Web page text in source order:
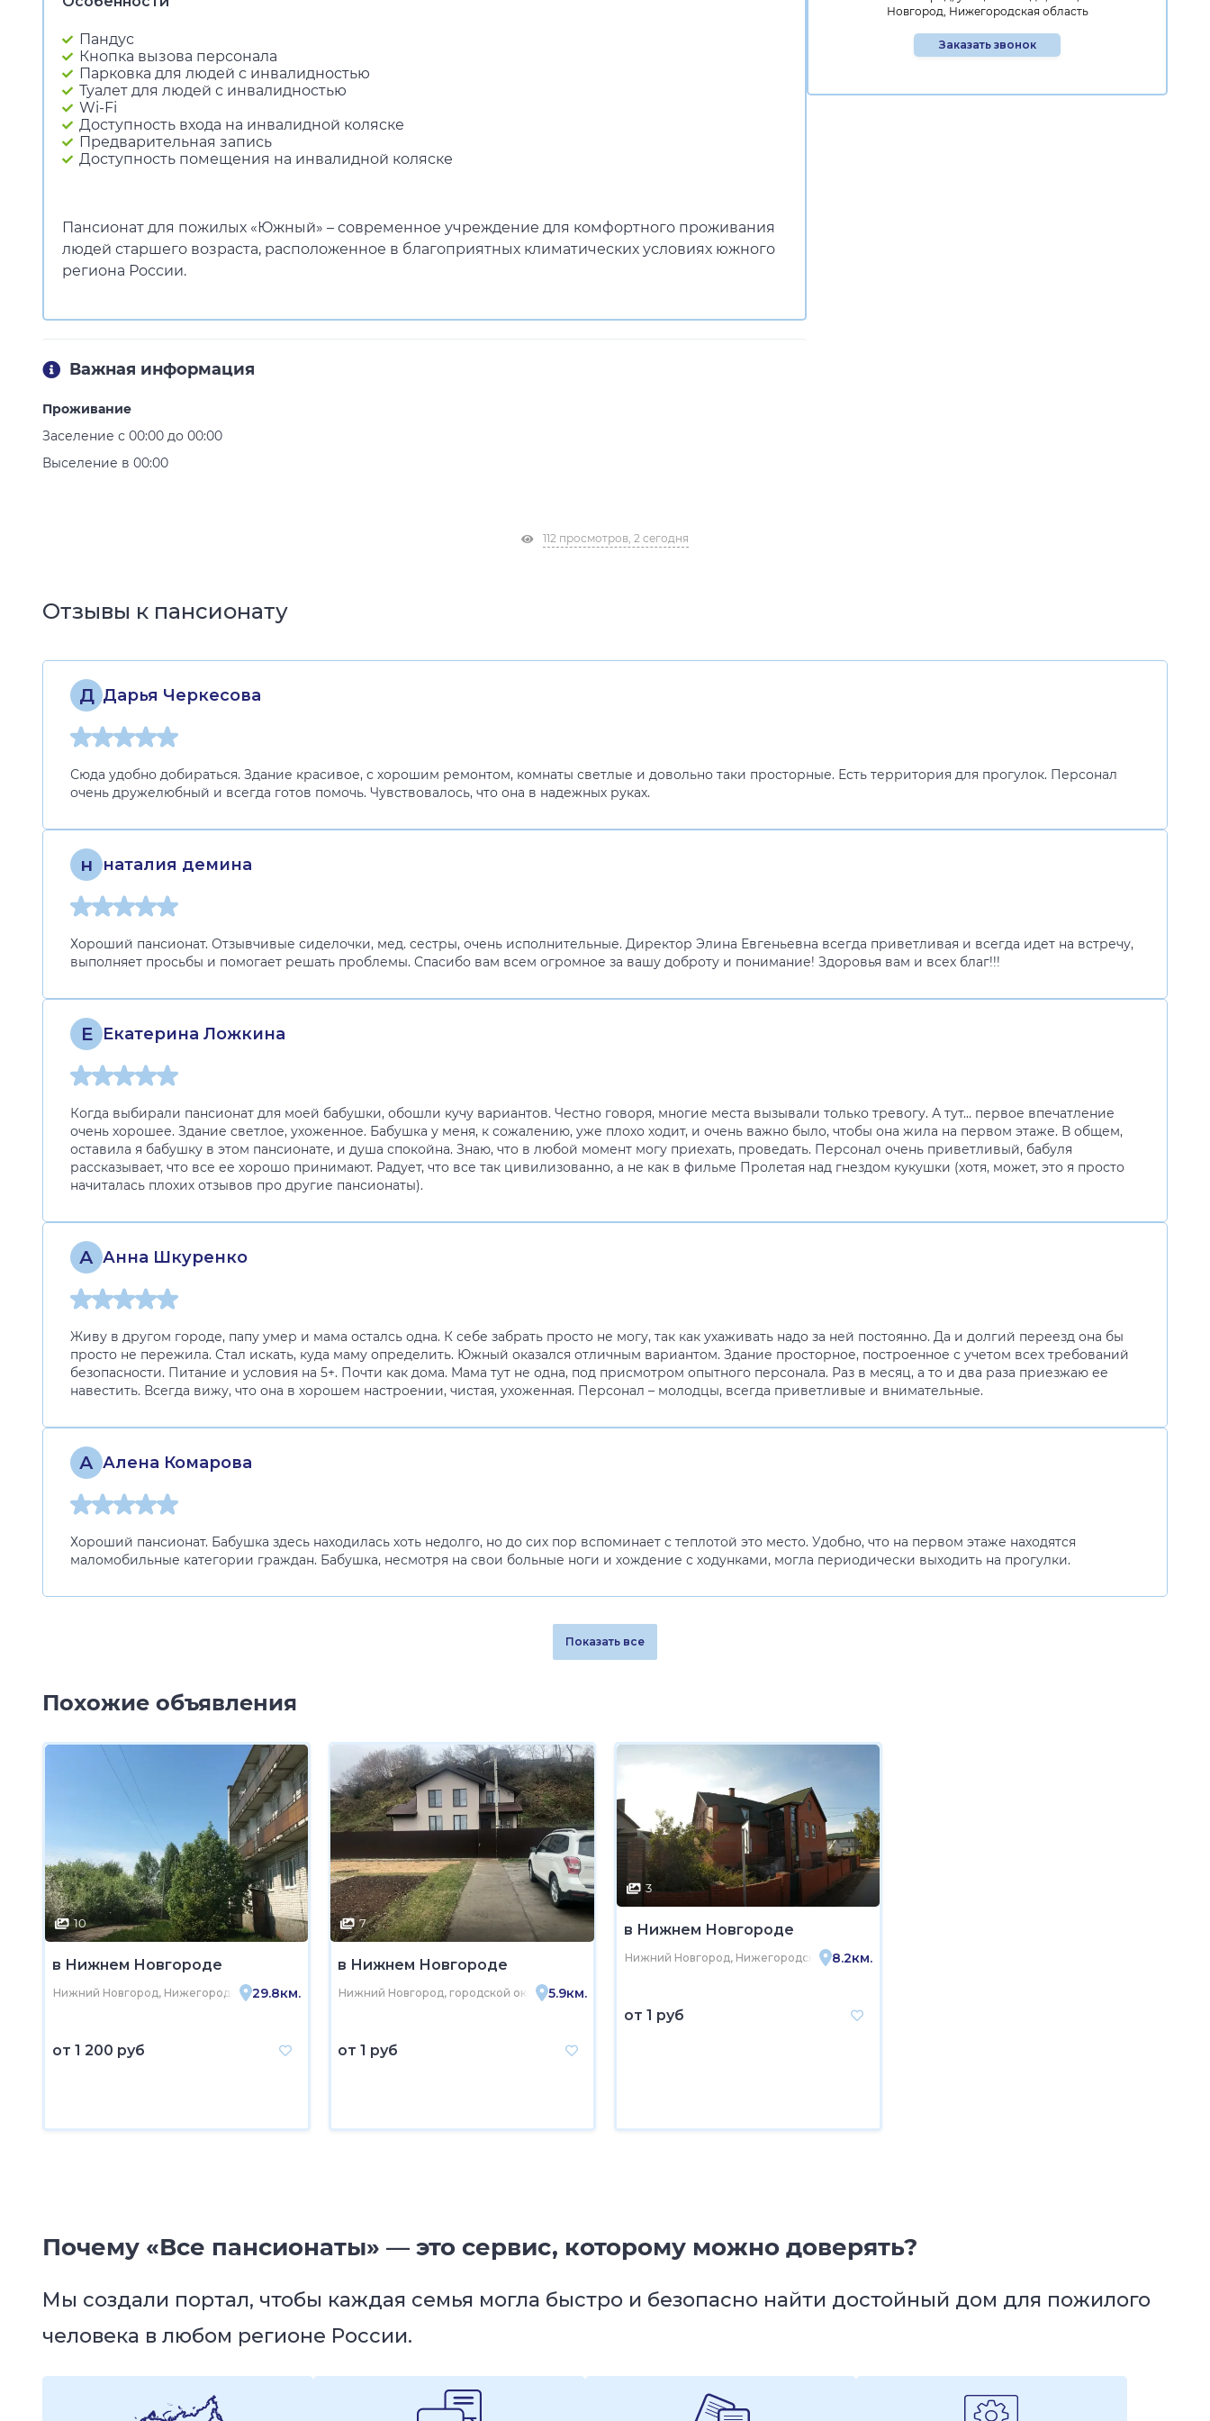
Пандус
Кнопка вызова персонала
Парковка для людей с инвалидностью
Туалет для людей с инвалидностью
Wi-Fi
Доступность входа на инвалидной коляске
Предварительная запись
Доступность помещения на инвалидной коляске
Пансионат для пожилых «Южный» – современное учреждение для комфортного проживания
людей старшего возраста, расположенное в благоприятных климатических условиях южного
региона России.
Важная информация
Проживание
Заселение с 00:00 до 00:00
Выселение в 00:00
Новгород, Нижегородская область
Заказать звонок
112 просмотров, 2 сегодня
Отзывы к пансионату
Д Дарья Черкесова
Сюда удобно добираться. Здание красивое, с хорошим ремонтом, комнаты светлые и довольно таки просторные. Есть территория для прогулок. Персонал
очень дружелюбный и всегда готов помочь. Чувствовалось, что она в надежных руках.
н наталия демина
Хороший пансионат. Отзывчивые сиделочки, мед. сестры, очень исполнительные. Директор Элина Евгеньевна всегда приветливая и всегда идет на встречу,
выполняет просьбы и помогает решать проблемы. Спасибо вам всем огромное за вашу доброту и понимание! Здоровья вам и всех благ!!!
Е Екатерина Ложкина
Когда выбирали пансионат для моей бабушки, обошли кучу вариантов. Честно говоря, многие места вызывали только тревогу. А тут… первое впечатление
очень хорошее. Здание светлое, ухоженное. Бабушка у меня, к сожалению, уже плохо ходит, и очень важно было, чтобы она жила на первом этаже. В общем,
оставила я бабушку в этом пансионате, и душа спокойна. Знаю, что в любой момент могу приехать, проведать. Персонал очень приветливый, бабуля
рассказывает, что все ее хорошо принимают. Радует, что все так цивилизованно, а не как в фильме Пролетая над гнездом кукушки (хотя, может, это я просто
начиталась плохих отзывов про другие пансионаты).
А Анна Шкуренко
Живу в другом городе, папу умер и мама осталсь одна. К себе забрать просто не могу, так как ухаживать надо за ней постоянно. Да и долгий переезд она бы
просто не пережила. Стал искать, куда маму определить. Южный оказался отличным вариантом. Здание просторное, построенное с учетом всех требований
безопасности. Питание и условия на 5+. Почти как дома. Мама тут не одна, под присмотром опытного персонала. Раз в месяц, а то и два раза приезжаю ее
навестить. Всегда вижу, что она в хорошем настроении, чистая, ухоженная. Персонал – молодцы, всегда приветливые и внимательные.
А Алена Комарова
Хороший пансионат. Бабушка здесь находилась хоть недолго, но до сих пор вспоминает с теплотой это место. Удобно, что на первом этаже находятся
маломобильные категории граждан. Бабушка, несмотря на свои больные ноги и хождение с ходунками, могла периодически выходить на прогулки.
Показать все
Похожие объявления
10
в Нижнем Новгороде
Нижний Новгород, Нижегородская область, Богородский муниципальный округ, село Каменки, Зелёная улица, 22
29.8км.
от 1 200 руб
7
в Нижнем Новгороде
Нижний Новгород, городской округ Нижний Новгород, слобода Подновье, 450
5.9км.
от 1 руб
3
в Нижнем Новгороде
Нижний Новгород, Нижегородская область, Кстовский муниципальный округ, деревня Афонино,
8.2км.
от 1 руб
Почему «Все пансионаты» — это сервис, которому можно доверять?
Мы создали портал, чтобы каждая семья могла быстро и безопасно найти достойный дом для пожилого
человека в любом регионе России.